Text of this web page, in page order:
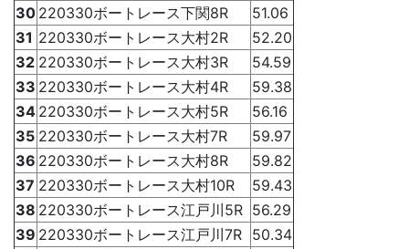
30 220330ボートレース下関8R
51.06
31 220330ボートレース大村2R
52.20
32 220330ボートレース大村3R
54.59
33 220330ボートレース大村4R
59.38
34 220330ボートレース大村5R
56.16
35 220330ボートレース大村7R
59.97
36 220330ボートレース大村8R
59.82
37 220330ボートレース大村10R
59.43
38 220330ボートレース江戸川5R 56.29
39 220330ボートレース江戸川7R 50.34